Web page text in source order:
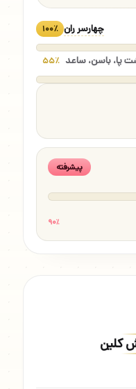
چهارسر ران ۱۰۰٪
پا، باسن، ساعد ۵۵٪
پیشرفته
۹۰٪
کلین